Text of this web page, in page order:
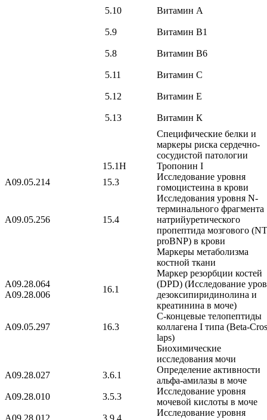
5.10
Витамин А
5.9 Витамин В1
5.8 Витамин В6
5.11 Витамин С
5.12 Витамин Е
5.13
Витамин К
Специфические белки и
маркеры риска сердечно-
сосудистой патологии
15.1Н
Тропонин I
A09.05.214
15.3
Исследование уровня
гомоцистеина в крови
A09.05.256 15.4
Исследования уровня N-
терминального фрагмента
натрийуретического
пропептида мозгового
proBNP) в крови
Маркеры метаболизма
костной ткани
A09.28.064
A09.28.006
16.1
Маркер резорбции костей
(DPD) (Исследование
дезоксипиридинолина и
креатинина в моче)
A09.05.297 16.3
С-концевые телопептиды
коллагена I типа (Beta-
laps)
Биохимические
исследования мочи
A09.28.027
3.6.1
Определение активности
альфа-амилазы в моче
A09.28.010
3.5.3
Исследование уровня
мочевой кислоты в моче
A09.28.012
3.9.4
Исследование уровня